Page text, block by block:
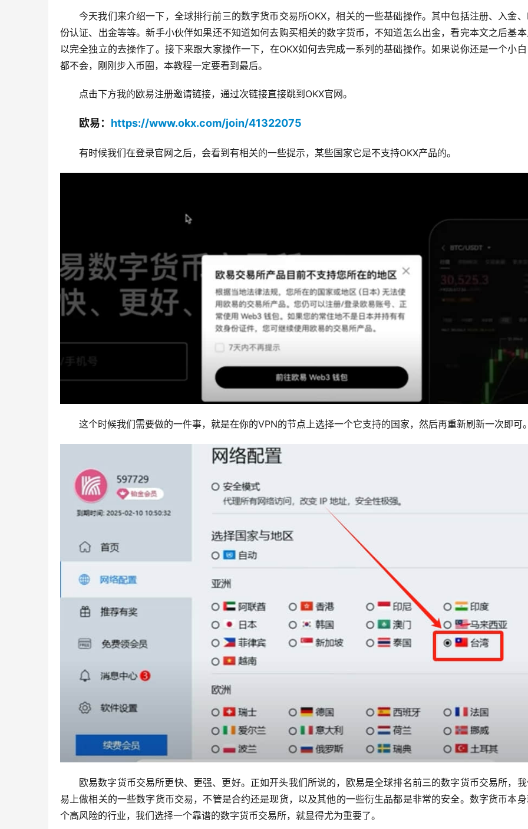
今天我们来介绍一下，全球排行前三的数字货币交易所OKX，相关的一些基础操作。其中包括注册、入金
份认证、出金等等。新手小伙伴如果还不知道如何去购买相关的数字货币，不知道怎么出金，看完本文之后基
以完全独立的去操作了。接下来跟大家操作一下，在OKX如何去完成一系列的基础操作。如果说你还是一个小
都不会，刚刚步入币圈，本教程一定要看到最后。
点击下方我的欧易注册邀请链接，通过次链接直接跳到OKX官网。
欧易： https://www.okx.com/join/41322075
有时候我们在登录官网之后，会看到有相关的一些提示，某些国家它是不支持OKX产品的。
这个时候我们需要做的一件事，就是在你的VPN的节点上选择一个它支持的国家，然后再重新刷新一次即可
欧易数字货币交易所更快、更强、更好。正如开头我们所说的，欧易是全球排名前三的数字货币交易所，
易上做相关的一些数字货币交易，不管是合约还是现货，以及其他的一些衍生品都是非常的安全。数字货币本
个高风险的行业，我们选择一个靠谱的数字货币交易所，就显得尤为重要了。